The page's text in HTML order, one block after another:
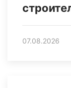
07.08.2026